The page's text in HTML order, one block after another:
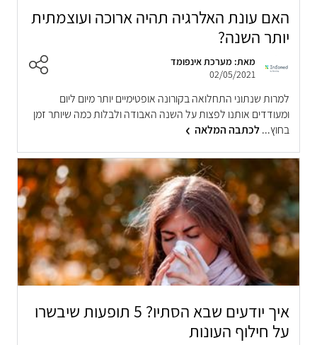
האם עונת האלרגיה תהיה ארוכה ועוצמתית
יותר השנה?
מאת: מערכת אינפומד
02/05/2021
למרות שנתוני התחלואה בקורונה אופטימיים יותר מיום ליום
ומעודדים אותנו לפצות על השנה האבודה ולבלות כמה שיותר זמן
בחוץ...לכתבה המלאה
איך יודעים שבא הסתיו? 5 תופעות שיבשרו
על חילוף העונות